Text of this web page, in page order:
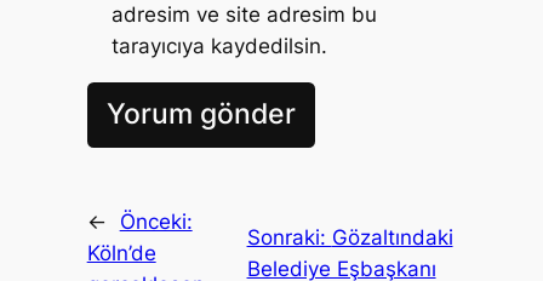
adresim ve site adresim bu
tarayıcıya kaydedilsin.
←
Önceki:
Köln’de
Sonraki: Gözaltındaki
Belediye Eşbaşkanı